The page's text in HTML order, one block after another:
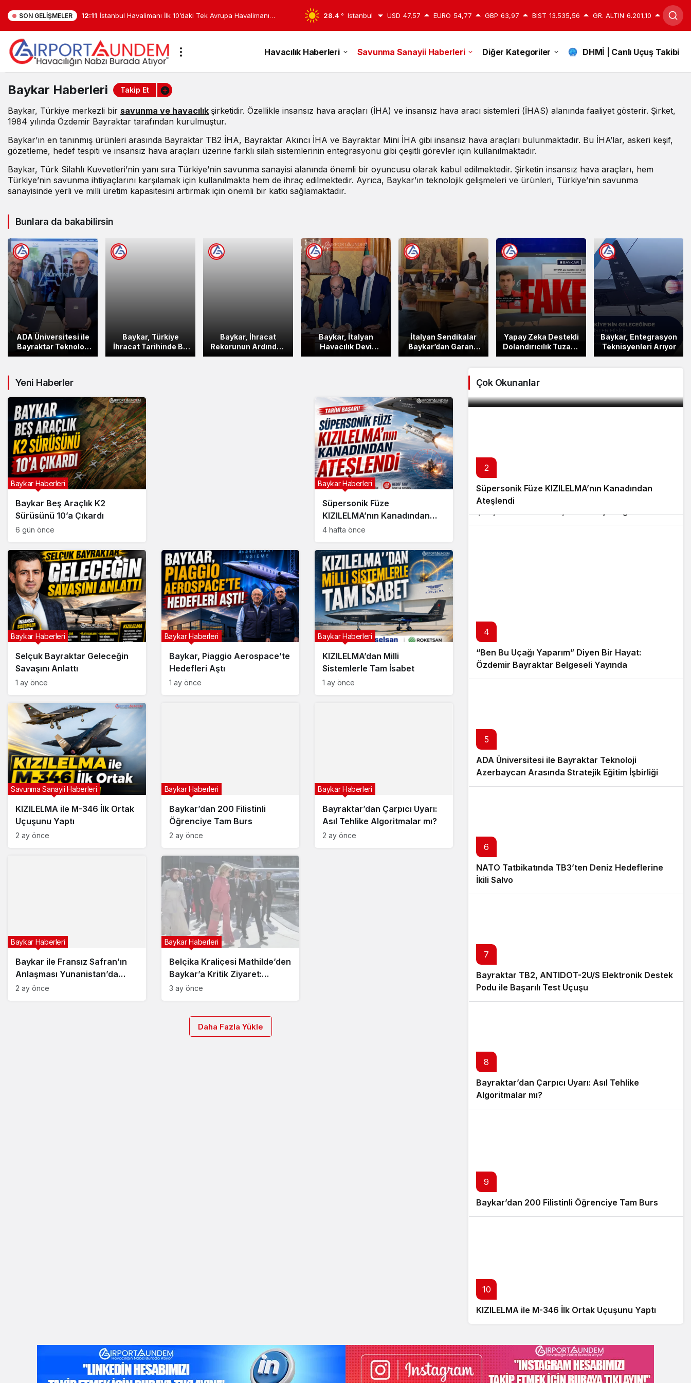
SON GELIŞMELER 12:11 İstanbul Havalimanı İlk 10’daki Tek Avrupa Havalimanı 28.4 ° Istanbul USD 47,57 EURO 54,77 GBP 63,97 BIST 13.535,56 GR. ALTIN 6.201,10
Baykar
Haberleri
Haberleri
Havacılık Haberleri Savunma Sanayii Haberleri Diğer Kategoriler DHMİ | Canlı Uçuş Takibi
Baykar Haberleri Takip Et
Baykar, Türkiye merkezli bir savunma ve havacılık şirketidir. Özellikle insansız hava araçları (İHA) ve insansız hava aracı sistemleri (İHAS) alanında faaliyet gösterir. Şirket,
1984 yılında Özdemir Bayraktar tarafından kurulmuştur.
Baykar’ın en tanınmış ürünleri arasında Bayraktar TB2 İHA, Bayraktar Akıncı İHA ve Bayraktar Mini İHA gibi insansız hava araçları bulunmaktadır. Bu İHA’lar, askeri keşif,
gözetleme, hedef tespiti ve insansız hava araçları üzerine farklı silah sistemlerinin entegrasyonu gibi çeşitli görevler için kullanılmaktadır.
Baykar, Türk Silahlı Kuvvetleri’nin yanı sıra Türkiye’nin savunma sanayisi alanında önemli bir oyuncusu olarak kabul edilmektedir. Şirketin insansız hava araçları, hem
Türkiye’nin savunma ihtiyaçlarını karşılamak için kullanılmakta hem de ihraç edilmektedir. Ayrıca, Baykar’ın teknolojik gelişmeleri ve ürünleri, Türkiye’nin savunma
sanayisinde yerli ve milli üretim kapasitesini artırmak için önemli bir katkı sağlamaktadır.
Bunlara da bakabilirsin
ADA Üniversitesi ile
Bayraktar Teknoloji
Azerbaycan
Baykar, Türkiye
İhracat Tarihinde Bir
İlke İmza Attı
Baykar, İhracat
Rekorunun Ardından
Çalışanlarına 18
Baykar, İtalyan
Havacılık Devi
Piaggio’yu Bünyesine
İtalyan Sendikalar
Baykar’dan Garanti
Talep Etti
Yapay Zeka Destekli
Dolandırıcılık Tuzağı!
BAYKAR’dan Önemli
Baykar, Entegrasyon
Teknisyenleri Arıyor
Yeni Haberler
Baykar Beş Araçlık K2
Sürüsünü 10’a Çıkardı
Baykar Haberleri
6 gün önce
Süpersonik Füze
KIZILELMA’nın Kanadından
Ateşlendi
Baykar Haberleri
4 hafta önce
Selçuk Bayraktar Geleceğin
Savaşını Anlattı
Baykar Haberleri
1 ay önce
Baykar, Piaggio Aerospace’te
Hedefleri Aştı
Baykar Haberleri
1 ay önce
KIZILELMA’dan Milli
Sistemlerle Tam İsabet
Baykar Haberleri
1 ay önce
KIZILELMA ile M-346 İlk Ortak
Uçuşunu Yaptı
Savunma Sanayii Haberleri
2 ay önce
Baykar’dan 200 Filistinli
Öğrenciye Tam Burs
Baykar Haberleri
2 ay önce
Bayraktar’dan Çarpıcı Uyarı:
Asıl Tehlike Algoritmalar mı?
Baykar Haberleri
2 ay önce
Baykar ile Fransız Safran’ın
Anlaşması Yunanistan’da
Gündem Oldu
Baykar Haberleri
2 ay önce
Belçika Kraliçesi Mathilde’den
Baykar’a Kritik Ziyaret:
Avrupa’nın Gözü Türk SİHA
Baykar Haberleri
3 ay önce
Daha Fazla Yükle
Çok Okunanlar
Baykar, Türkiye İhracat Tarihinde Bir İlke İmza
2
Süpersonik Füze KIZILELMA’nın Kanadından
Ateşlendi
3
Baykar, İhracat Rekorunun Ardından
4
“Ben Bu Uçağı Yaparım” Diyen Bir Hayat:
Özdemir Bayraktar Belgeseli Yayında
5
ADA Üniversitesi ile Bayraktar Teknoloji
Azerbaycan Arasında Stratejik Eğitim İşbirliği
6
7
8
KIZILELMA ile M-346 İlk Ortak Uçuşunu Yaptı